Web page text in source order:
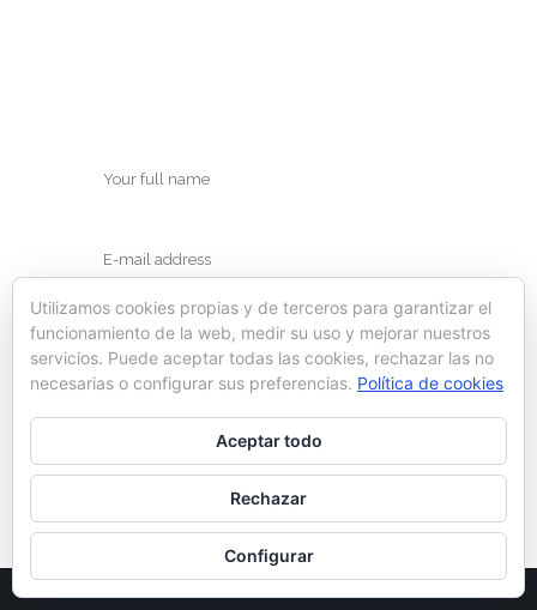
Save my name, email, and website in this
browser for the next time I comment.
Utilizamos cookies propias y de terceros para garantizar el
funcionamiento de la web, medir su uso y mejorar nuestros
servicios. Puede aceptar todas las cookies, rechazar las no
necesarias o configurar sus preferencias. Política de cookies
Aceptar todo
Rechazar
Configurar